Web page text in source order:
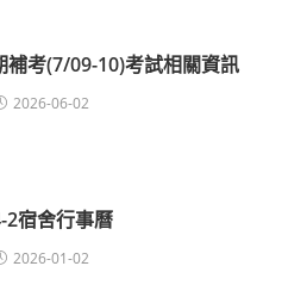
補考(7/09-10)考試相關資訊
2026-06-02
2宿舍行事曆
2026-01-02